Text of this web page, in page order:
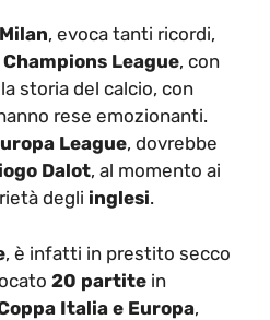
, evoca tanti ricordi,
Champions League, con
storia del calcio, con
rese emozionanti.
League, dovrebbe
Dalot, al momento ai
degli inglesi.
, è infatti in prestito secco
20 partite in
Italia e Europa,